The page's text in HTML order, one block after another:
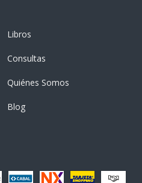
Libros
Consultas
Quiénes Somos
Blog